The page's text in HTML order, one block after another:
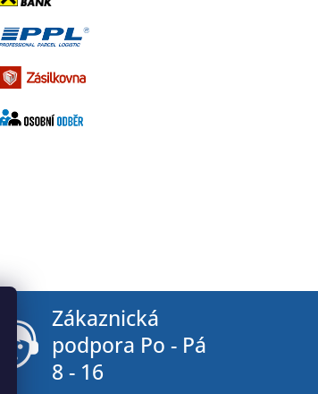
Zákaznická
podpora Po - Pá
8 - 16